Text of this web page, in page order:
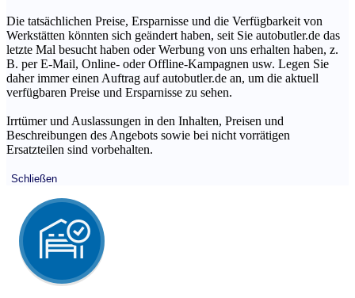
Die tatsächlichen Preise, Ersparnisse und die Verfügbarkeit von
Werkstätten könnten sich geändert haben, seit Sie autobutler.de das
letzte Mal besucht haben oder Werbung von uns erhalten haben, z.
B. per E-Mail, Online- oder Offline-Kampagnen usw. Legen Sie
daher immer einen Auftrag auf autobutler.de an, um die aktuell
verfügbaren Preise und Ersparnisse zu sehen.
Irrtümer und Auslassungen in den Inhalten, Preisen und
Beschreibungen des Angebots sowie bei nicht vorrätigen
Ersatzteilen sind vorbehalten.
Schließen